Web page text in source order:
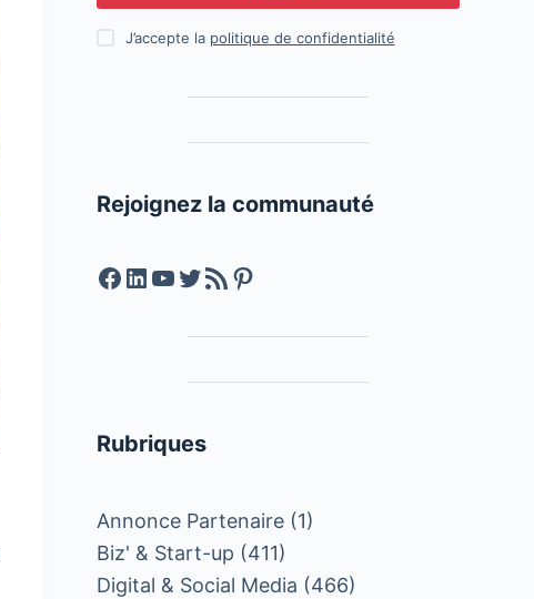
J’accepte la politique de confidentialité
Rejoignez la communauté
Facebook
LinkedIn
YouTube
Twitter
Feed RSSPinterest
Rubriques
Annonce Partenaire (1)
Biz' & Start-up (411)
Digital & Social Media (466)